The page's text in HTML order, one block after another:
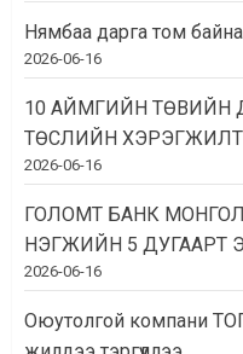
Нямбаа дарга том байна
2026-06-16
10 АЙМГИЙН ТӨВИЙН
ТӨСЛИЙН
2026-06-16
ГОЛОМТ БАНК
НЭГЖИЙН 5 ДУГААРТ
2026-06-16
Оюутолгой компани